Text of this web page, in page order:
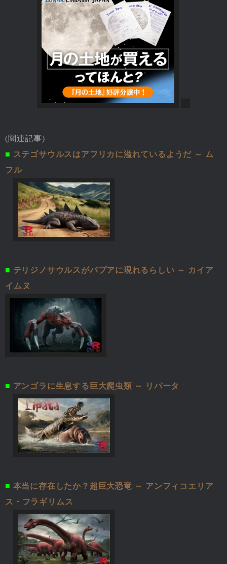
(関連記事)
■ ステゴサウルスはアフリカに溢れているようだ ～ ム
フル
■ テリジノサウルスがパプアに現れるらしい ～ カイア
イムヌ
■ アンゴラに生息する巨大爬虫類 ～ リパータ
■ 本当に存在したか？超巨大恐竜 ～ アンフィコエリア
ス・フラギリムス